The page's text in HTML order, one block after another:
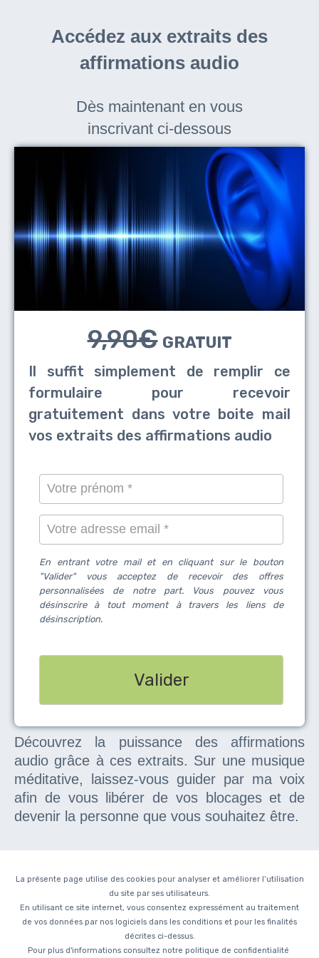
Accédez aux extraits des
affirmations audio
Dès maintenant en vous
inscrivant ci-dessous
9,90€ GRATUIT
Il suffit simplement de remplir ce
formulaire pour recevoir
gratuitement dans votre boite mail
vos extraits des affirmations audio
En entrant votre mail et en cliquant sur le bouton
"Valider" vous acceptez de recevoir des offres
personnalisées de notre part. Vous pouvez vous
désinscrire à tout moment à travers les liens de
désinscription.
Valider
Découvrez la puissance des affirmations
audio grâce à ces extraits. Sur une musique
méditative, laissez-vous guider par ma voix
afin de vous libérer de vos blocages et de
devenir la personne que vous souhaitez être.
La présente page utilise des cookies pour analyser et améliorer l’utilisation
du site par ses utilisateurs.
En utilisant ce site internet, vous consentez expressément au traitement
de vos données par nos logiciels dans les conditions et pour les finalités
décrites ci-dessus.
Pour plus d'informations consultez notre politique de confidentialité